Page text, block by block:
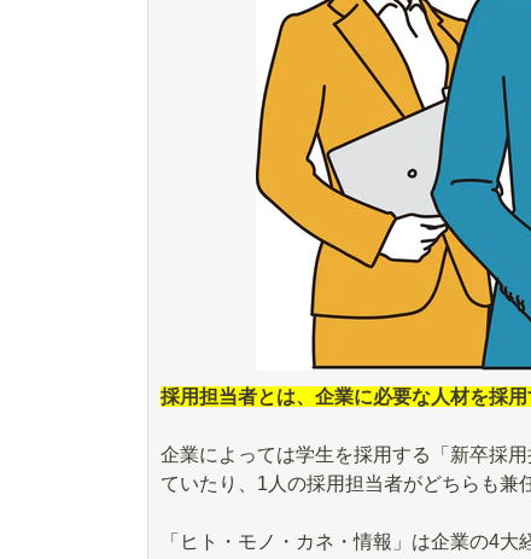
採用担当者とは、企業に必要な人材を採用
企業によっては学生を採用する「新卒採
ていたり、1人の採用担当者がどちらも兼
「ヒト・モノ・カネ・情報」は企業の4